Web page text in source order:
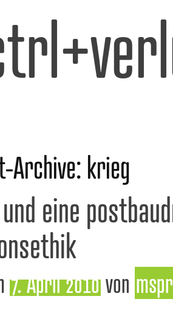
Archive:krieg
eine
7. April 2010von